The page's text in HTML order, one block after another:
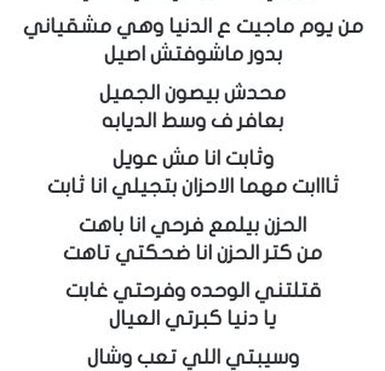
من يوم ماجيت ع الدنيا وهي مشقياني
بدور ماشوفتش اصيل
محدش بيصون الجميل
بعافر ف وسط الديابه
وثابت انا مش عويل
ثااابت مهما الاحزان بتجيلي انا ثابت
الحزن بيلمع فرحي انا باهت
من كتر الحزن انا ضحكتي تاهت
قتلتني الوحده وفرحتي غابت
يا دنيا كبرتي العيال
وسيبتي اللي تعب وشال